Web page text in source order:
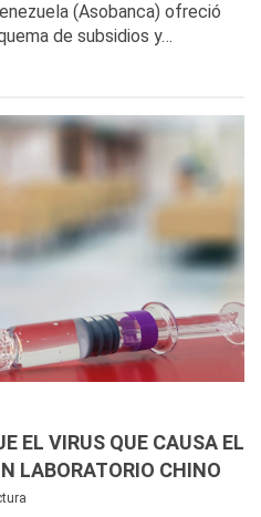
(Asobanca) ofreció
de subsidios y…
EL VIRUS QUE CAUSA EL
LABORATORIO CHINO